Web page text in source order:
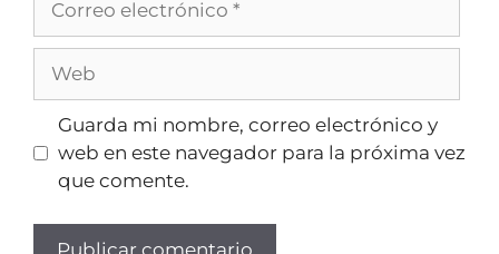
Guarda mi nombre, correo electrónico y
web en este navegador para la próxima vez
que comente.